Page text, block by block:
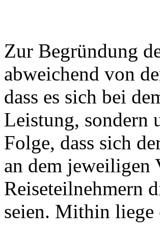
Zur Begründung
abweichend von
dass es sich bei
Leistung, sondern
Folge, dass sich
an dem jeweiligen
Reiseteilnehmern
seien. Mithin liege